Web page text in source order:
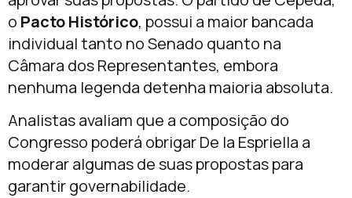
o Pacto Histórico, possui a maior bancada
individual tanto no Senado quanto na
Câmara dos Representantes, embora
nenhuma legenda detenha maioria absoluta.
Analistas avaliam que a composição do
Congresso poderá obrigar De la Espriella a
moderar algumas de suas propostas para
garantir governabilidade.